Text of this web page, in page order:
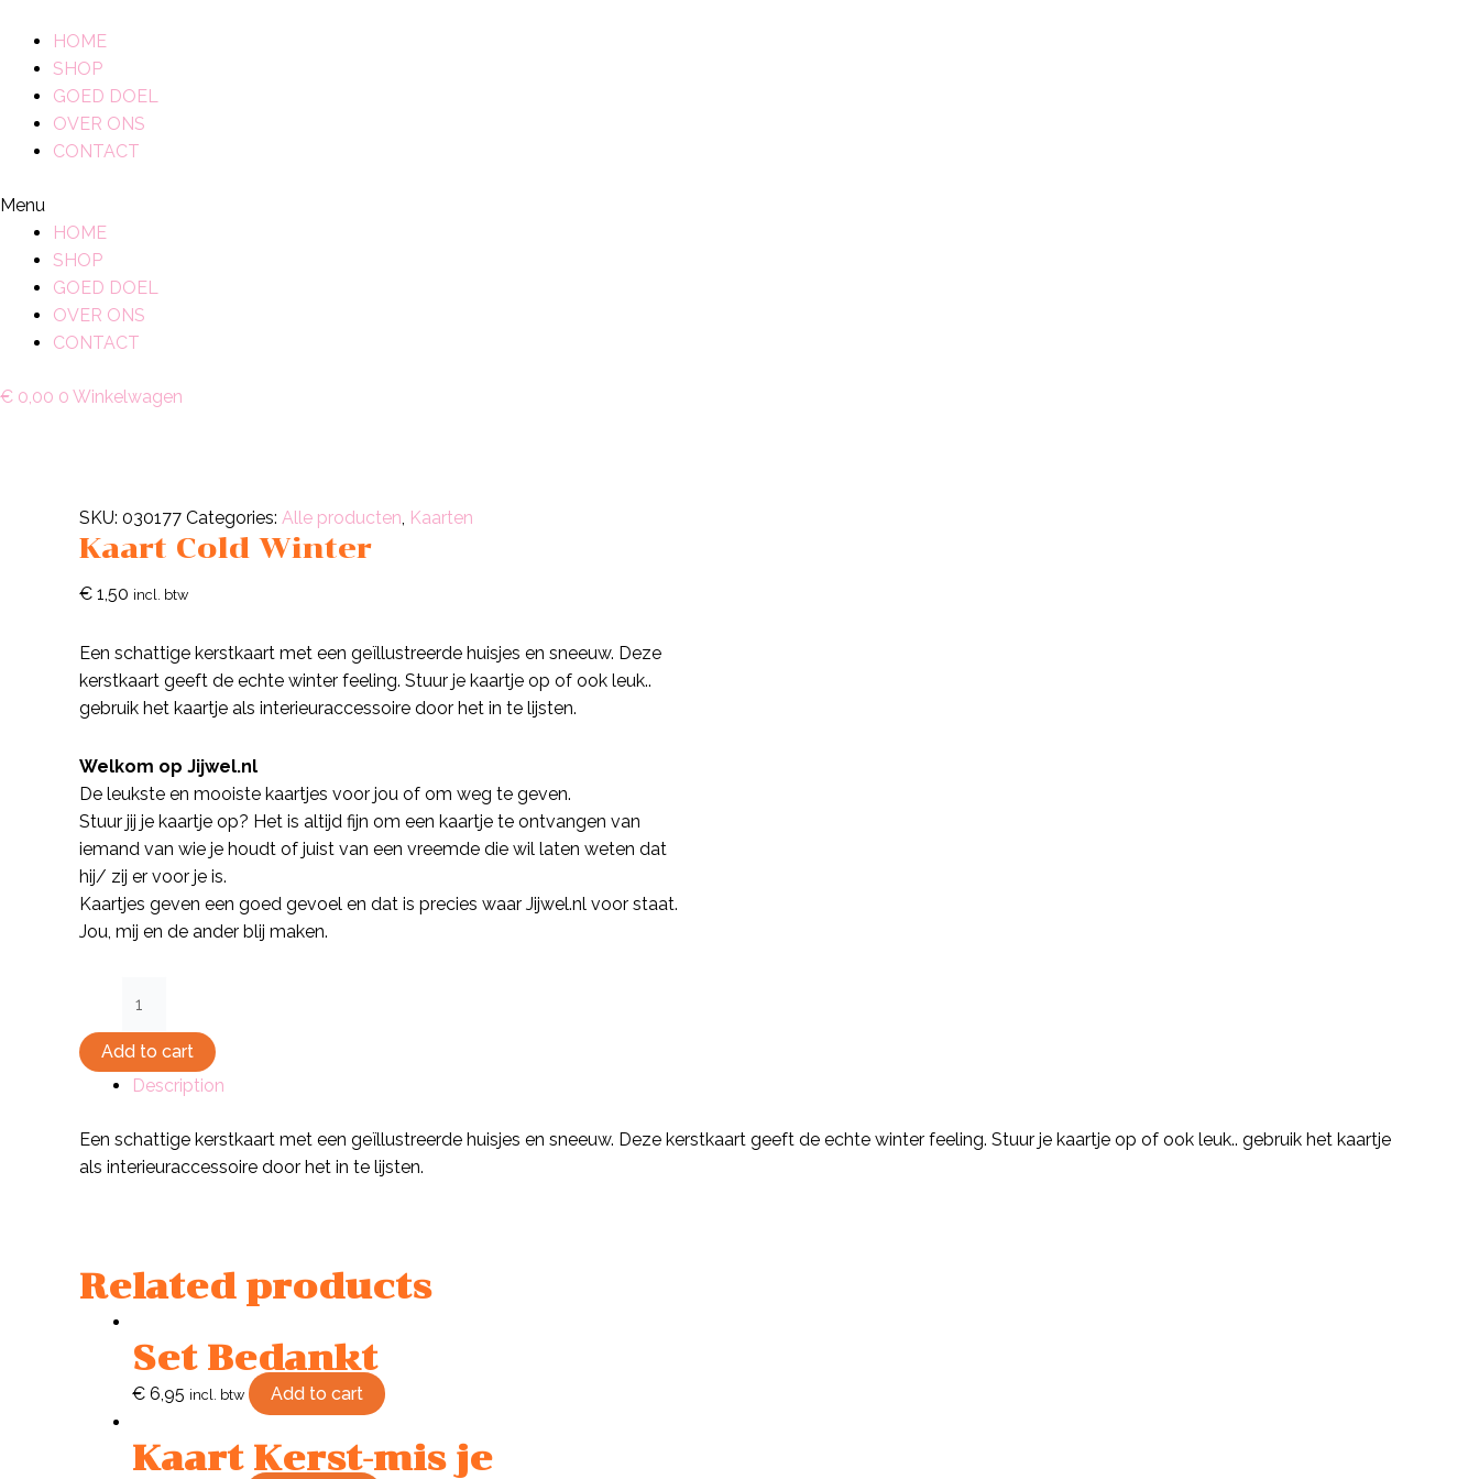
inhoud
HOME
SHOP
GOED DOEL
OVER ONS
CONTACT
Menu
HOME
SHOP
GOED DOEL
OVER ONS
CONTACT
€ 0,00 0 Winkelwagen
SKU: 030177 Categories: Alle producten, Kaarten
Kaart Cold Winter
€ 1,50 incl. btw
Een schattige kerstkaart met een geïllustreerde huisjes en sneeuw. Deze
kerstkaart geeft de echte winter feeling. Stuur je kaartje op of ook leuk..
gebruik het kaartje als interieuraccessoire door het in te lijsten.
Welkom op Jijwel.nl
De leukste en mooiste kaartjes voor jou of om weg te geven.
Stuur jij je kaartje op? Het is altijd fijn om een kaartje te ontvangen van
iemand van wie je houdt of juist van een vreemde die wil laten weten dat
hij/ zij er voor je is.
Kaartjes geven een goed gevoel en dat is precies waar Jijwel.nl voor staat.
Jou, mij en de ander blij maken.
Winter
quantity
Add to cart
Description
Een schattige kerstkaart met een geïllustreerde huisjes en sneeuw. Deze kerstkaart geeft de echte winter feeling. Stuur je kaartje op of ook leuk.. gebruik het kaartje
als interieuraccessoire door het in te lijsten.
Related products
Set Bedankt
€ 6,95 incl. btw Add to cart
Kaart Kerst-mis je